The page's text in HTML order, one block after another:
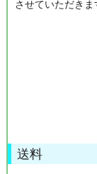
させていただきま
送料